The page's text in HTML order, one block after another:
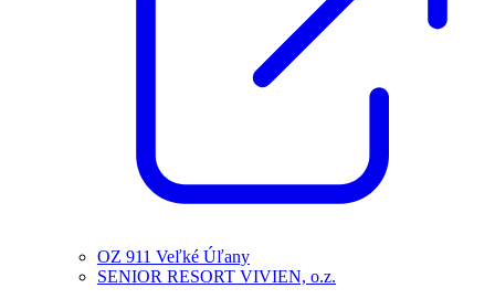
OZ 911 Veľké Úľany
SENIOR RESORT VIVIEN, o.z.